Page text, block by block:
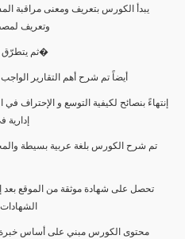
يبدأ الكورس بتعريف ومعنى مراقبة
وتعريف
ثم يتطرّق الكورس للجزء الأساسي و هوا شرح لمها�
أيضاً تم شرح أهم التقارير
إنتهاءً بنصائح لكيفية التوسع و الإحتراف
تم شرح الكورس بلغة عربية بسيطة
تحصل على شهادة موثقة من الموقع بعد
محتوى الكورس مبني على أساس